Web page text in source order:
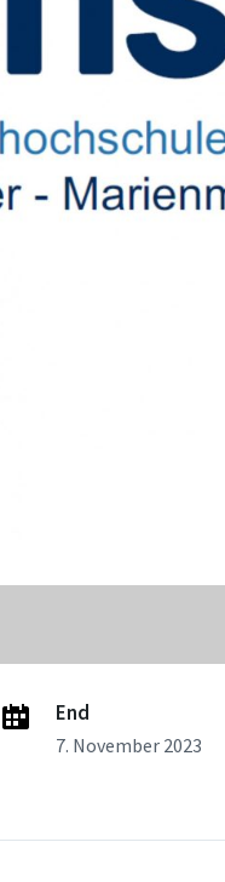
End
7. November 2023